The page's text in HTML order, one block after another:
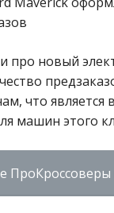
про новый
что является
машин этого
ПроКроссоверы